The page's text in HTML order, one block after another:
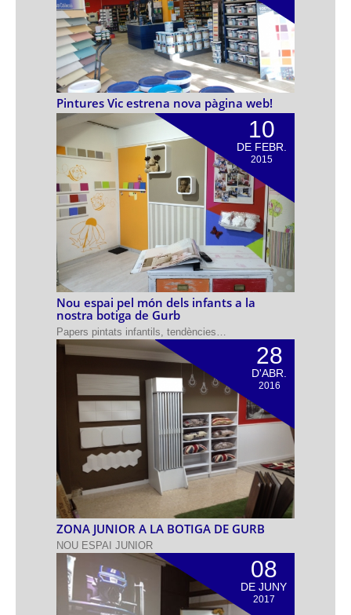
Pintures Vic estrena nova pàgina web!
10
DE FEBR.
2015
Nou espai pel món dels infants a la
nostra botiga de Gurb
Papers pintats infantils, tendències…
28
D'ABR.
2016
ZONA JUNIOR A LA BOTIGA DE GURB
NOU ESPAI JUNIOR
08
DE JUNY
2017